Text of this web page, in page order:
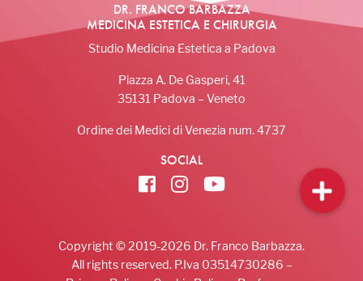
DR. FRANCO BARBAZZA
MEDICINA ESTETICA E CHIRURGIA
Studio Medicina Estetica a Padova
Piazza A. De Gasperi, 41
35131 Padova – Veneto
Ordine dei Medici di Venezia num. 4737
SOCIAL
Copyright © 2019-2026 Dr. Franco Barbazza.
All rights reserved. P.Iva 03514730286 –